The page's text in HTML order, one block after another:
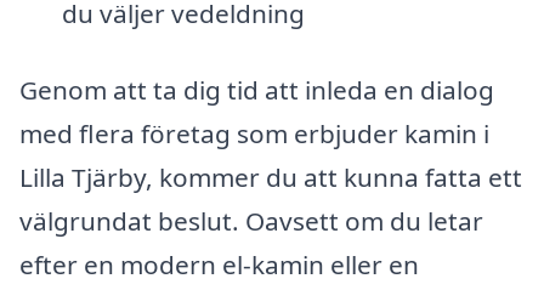
du väljer vedeldning
Genom att ta dig tid att inleda en dialog
med flera företag som erbjuder kamin i
Lilla Tjärby, kommer du att kunna fatta ett
välgrundat beslut. Oavsett om du letar
efter en modern el-kamin eller en